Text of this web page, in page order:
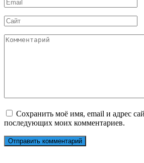
*
Сайт
Комментарий
Сохранить моё имя, email и адрес
последующих моих комментариев.